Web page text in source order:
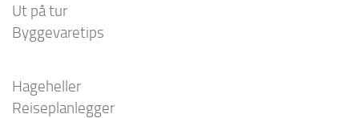
Ut på tur
Byggevaretips
Hageheller
Reiseplanlegger